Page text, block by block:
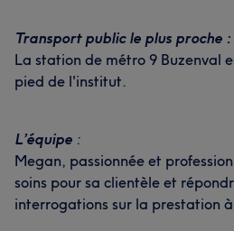
Transport public le plus proche :
La station de métro 9 Buzenval
pied de l'institut.
L’équipe :
Megan, passionnée et
soins pour sa clientèle et
interrogations sur la prestation